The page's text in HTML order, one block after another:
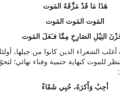
هَذَا مَا قَدْ مَزَّقَهُ المَوت
المَوت المَوت المَوت
النِيْلِ الصَارِخِ مِمَّا فـَعَلَ المَوت
الشعراء الذين كانوا من جيلها،
للموت كنهاية حتمية وفناء نهائي؛
أحِبُ وَأَكرَهُ، حُبِي شَقَاءْ